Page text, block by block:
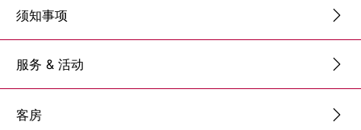
须知事项
服务 & 活动
客房